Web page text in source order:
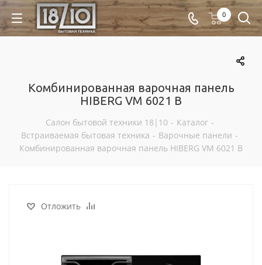
0
Комбинированная варочная панель
HIBERG VM 6021 B
Салон бытовой техники 18|10 - Каталог -
Встраиваемая бытовая техника - Варочные панели -
Комбинированная варочная панель HIBERG VM 6021 B
Отложить